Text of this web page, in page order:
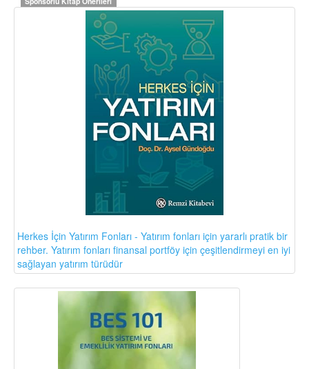
Herkes İçin Yatırım Fonları - Yatırım fonları için yararlı pratik bir
rehber. Yatırım fonları finansal portföy için çeşitlendirmeyi en iyi
sağlayan yatırım türüdür